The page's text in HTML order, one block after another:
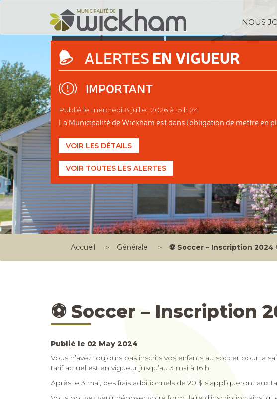
NOUS
WICKHAM
MUNICIPALE
ALERTES EN VIGUEUR
IMPORTANT
Publié le mercredi 8 juillet 2026 à 15 h 24
La Municipalité de Wickham est dans l'obligation de mettre en
VOIR LES DÉTAILS
VOIR TOUTES LES ALERTES
Accueil > Générale > ⚽ Soccer – Inscription 2024
⚽ Soccer – Inscription
Publié le 02 May 2024
Vous n’avez toujours pas inscrits vos enfants au soccer pour la
tarif actuel est en vigueur jusqu’au 3 mai à 16 h.
Après le 3 mai, des frais additionnels de 20 $ s’appliqueront aux